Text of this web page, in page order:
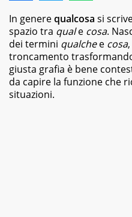
copywriter
per
case
editrici,
magazine
e
siti
web,
In generequalcosa si
spazio tra quale cosa.
dei termini qualchee cosa
troncamento
giusta grafia è bene
da capire la funzione che
situazioni.